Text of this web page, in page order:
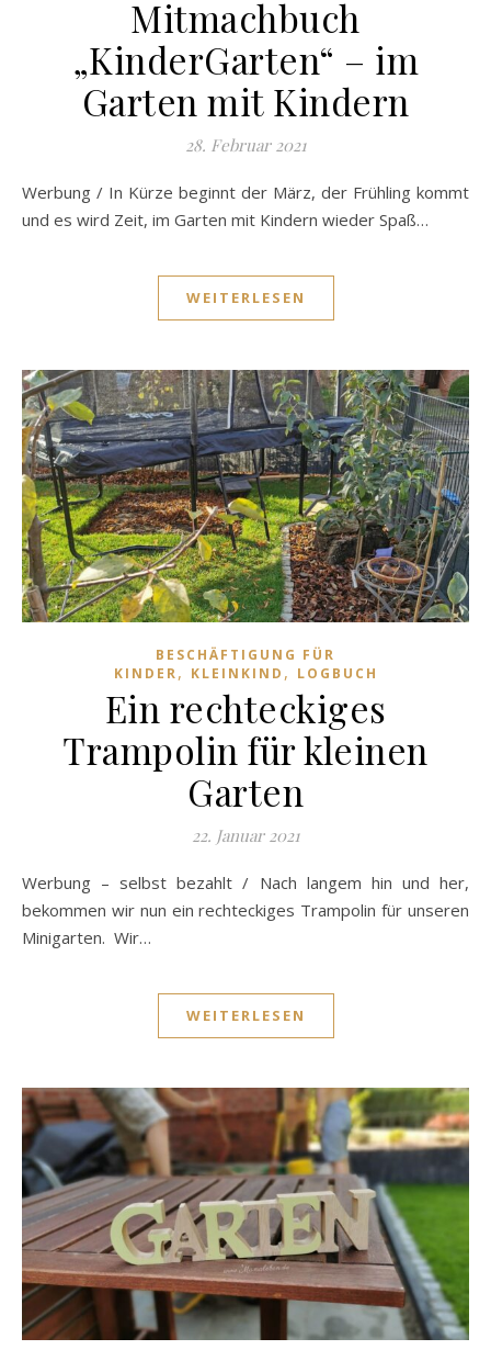
Mitmachbuch
„KinderGarten“ – im
Garten mit Kindern
28. Februar 2021
Werbung / In Kürze beginnt der März, der Frühling kommt
und es wird Zeit, im Garten mit Kindern wieder Spaß…
WEITERLESEN
BESCHÄFTIGUNG FÜR
KINDER, KLEINKIND , LOGBUCH
Ein rechteckiges
Trampolin für kleinen
Garten
22. Januar 2021
Werbung – selbst bezahlt / Nach langem hin und her,
bekommen wir nun ein rechteckiges Trampolin für unseren
Minigarten. Wir…
WEITERLESEN